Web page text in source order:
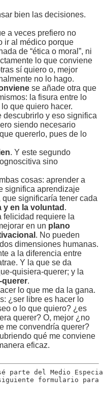
bien las decisiones.
a veces prefiero no
ir al médico porque
de “ética o moral”, ni
lo que conviene
sí quiero o, mejor
no lo hago.
se añade otra que
la fisura entre lo
que quiero hacer.
descubrirlo y eso significa
siendo necesario
quererlo, pues de lo
. Y este segundo
sino
cosas: aprender a
significa aprendizaje
significaría tener cada
y en la voluntad .
felicidad requiere la
en un plano
. No pueden
dimensiones humanas.
a la diferencia entre
Y la que se da
quisiera-querer; y la
querer.
lo que me da la gana.
¿ser libre es hacer lo
o lo que quiero? ¿es
querer? O, mejor ¿no
me convendría querer?
qué me conviene
eficaz.
y sé parte del Medio
formulario